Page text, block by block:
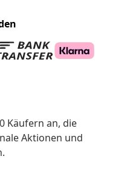
Käufern an, die
Aktionen und